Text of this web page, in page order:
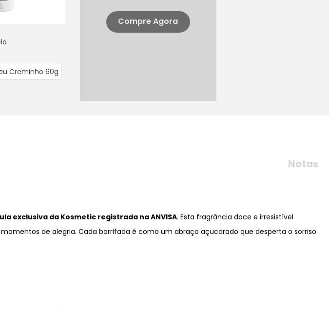
Creminho 60g
Compre Agora
Notas
exclusiva da Kosmetic registrada na ANVISA. Esta fragrância doce e irresistível
de alegria. Cada borrifada é como um abraço açucarado que desperta o sorriso